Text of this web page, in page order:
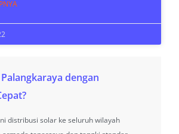
dengan
distribusi solar ke seluruh wilayah